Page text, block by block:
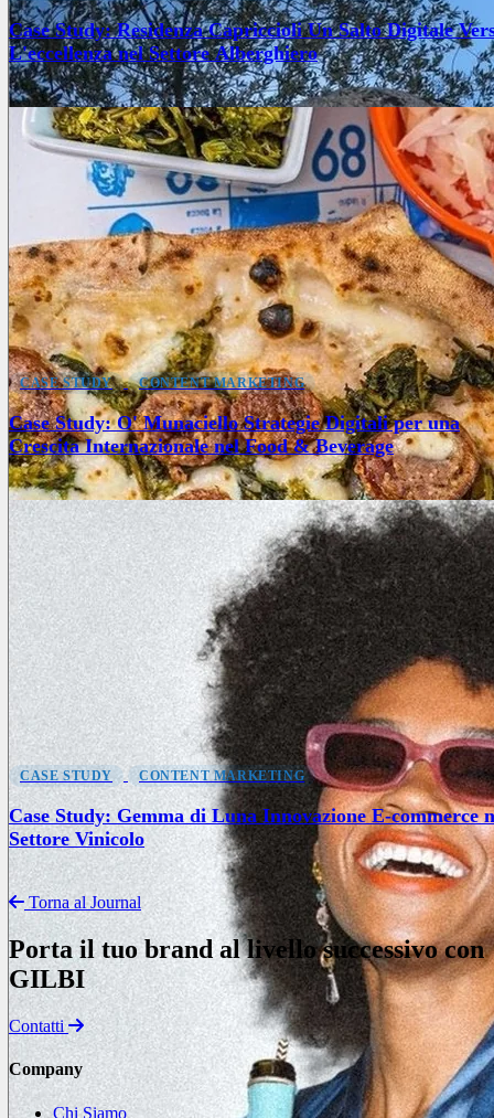
Case Study: Residenza Capriccioli Un Salto Digitale
L'eccellenza nel Settore Alberghiero
CASE STUDY CONTENT MARKETING
Case Study: O' Munaciello Strategie Digitali per una
Crescita Internazionale nel Food & Beverage
CASE STUDY CONTENT MARKETING
Case Study: Gemma di Luna Innovazione E-commerce
Settore Vinicolo
Torna al Journal
Porta il tuo brand al livello successivo con
GILBI
Contatti
Company
Chi Siamo